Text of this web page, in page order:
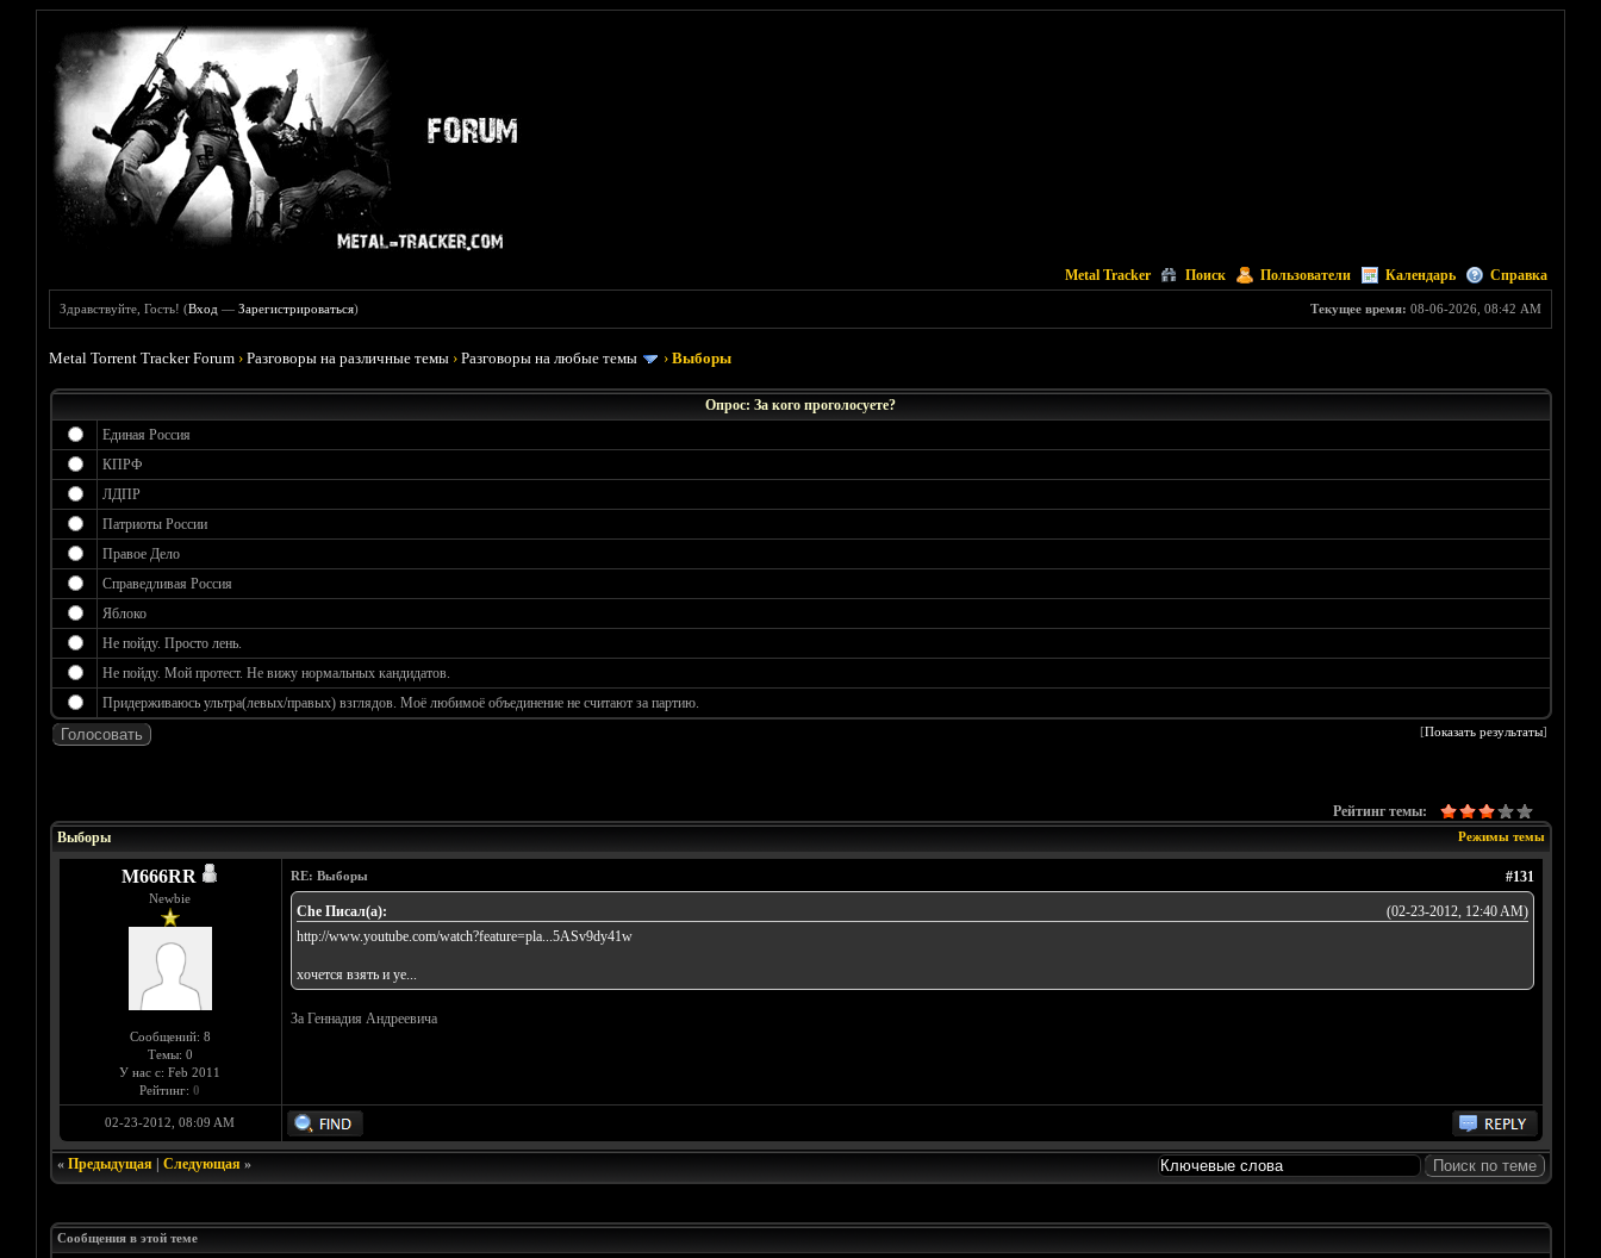
Metal Tracker Поиск Пользователи Календарь Справка
Текущее время: 08-06-2026, 08:42 AM
Здравствуйте, Гость! (Вход —Зарегистрироваться)
Metal Torrent Tracker Forum ›Разговоры на различные темы ›Разговоры на любые темы ›Выборы
Опрос: За кого проголосуете?
Единая Россия
КПРФ
ЛДПР
Патриоты России
Правое Дело
Справедливая Россия
Яблоко
Не пойду. Просто лень.
Не пойду. Мой протест. Не вижу нормальных кандидатов.
Придерживаюсь ультра(левых/правых) взглядов. Моё любимоё объединение не считают за партию.
[Показать результаты]
Рейтинг темы:
Режимы темы
Выборы
M666RR
Newbie
Сообщений: 8
Темы: 0
У нас с: Feb 2011
Рейтинг: 0
#131
RE: Выборы
(02-23-2012, 12:40 AM)
Che Писал(а):
http://www.youtube.com/watch?feature=pla...5ASv9dy41w
хочется взять и уе...
За Геннадия Андреевича
02-23-2012, 08:09 AM
« Предыдущая| Следующая»
Сообщения в этой теме